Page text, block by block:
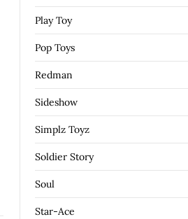
Play Toy
Pop Toys
Redman
Sideshow
Simplz Toyz
Soldier Story
Soul
Star-Ace